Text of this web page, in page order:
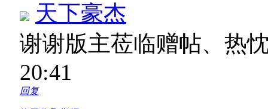
天下豪杰
谢谢版主莅临赠帖、热
20:41
回复